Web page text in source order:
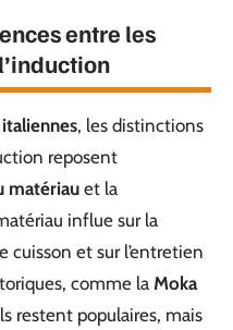
entre les
, les distinctions
reposent
matériau et la
influe sur la
cuisson et sur l’entretien
comme la Moka
restent populaires, mais